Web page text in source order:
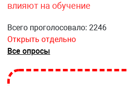
влияют на обучение
Всего проголосовало: 2246
Открыть отдельно
Все опросы